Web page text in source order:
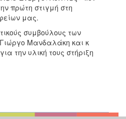
πρώτη στιγμή στη
μας.
συμβούλους των
Μανδαλάκη και κ
την υλική τους στήριξη